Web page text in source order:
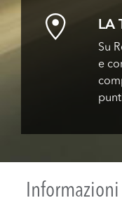
LA
Su
e
Informazioni